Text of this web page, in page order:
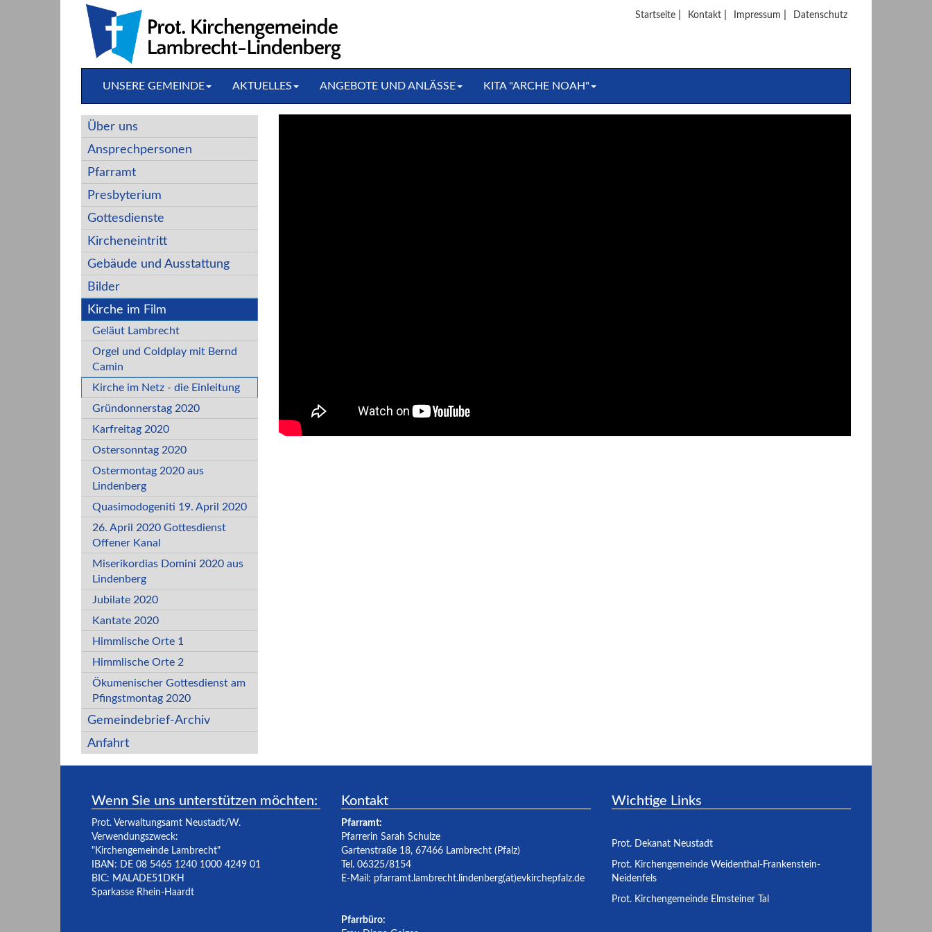
Direkt
zum
Inhalt
springen
Startseite Kontakt Impressum Datenschutz
UNSERE GEMEINDE AKTUELLES ANGEBOTE UND ANLÄSSE KITA "ARCHE NOAH"
Über uns
Ansprechpersonen
Pfarramt
Presbyterium
Gottesdienste
Kircheneintritt
Gebäude und Ausstattung
Bilder
Kirche im Film
Geläut Lambrecht
Orgel und Coldplay mit Bernd
Camin
Kirche im Netz - die Einleitung
Gründonnerstag 2020
Karfreitag 2020
Ostersonntag 2020
Ostermontag 2020 aus
Lindenberg
Quasimodogeniti 19. April 2020
26. April 2020 Gottesdienst
Offener Kanal
Miserikordias Domini 2020 aus
Lindenberg
Jubilate 2020
Kantate 2020
Himmlische Orte 1
Himmlische Orte 2
Ökumenischer Gottesdienst am
Pfingstmontag 2020
Gemeindebrief-Archiv
Anfahrt
Wenn Sie uns unterstützen möchten:
Prot. Verwaltungsamt Neustadt/W.
Verwendungszweck:
"Kirchengemeinde Lambrecht"
IBAN: DE 08 5465 1240 1000 4249 01
BIC: MALADE51DKH
Sparkasse Rhein-Haardt
Kontakt
Pfarramt:
Pfarrerin Sarah Schulze
Gartenstraße 18, 67466 Lambrecht (Pfalz)
Tel. 06325/8154
E-Mail: pfarramt.lambrecht.lindenberg(at)evkirchepfalz.de
Pfarrbüro:
Wichtige Links
Prot. Dekanat Neustadt
Prot. Kirchengemeinde Weidenthal-Frankenstein-
Neidenfels
Prot. Kirchengemeinde Elmsteiner Tal